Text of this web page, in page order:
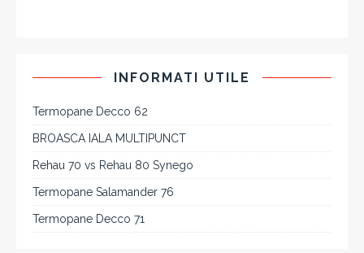
INFORMATI UTILE
Termopane Decco 62
BROASCA IALA MULTIPUNCT
Rehau 70 vs Rehau 80 Synego
Termopane Salamander 76
Termopane Decco 71